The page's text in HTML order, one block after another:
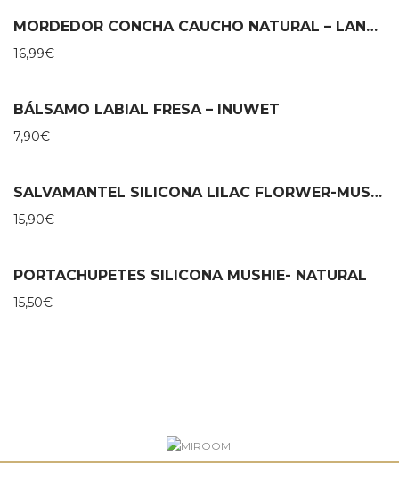
MORDEDOR CONCHA CAUCHO NATURAL – LANCO
16,99€
BÁLSAMO LABIAL FRESA – INUWET
7,90€
SALVAMANTEL SILICONA LILAC FLORWER-MUSHIE
15,90€
PORTACHUPETES SILICONA MUSHIE- NATURAL
15,50€